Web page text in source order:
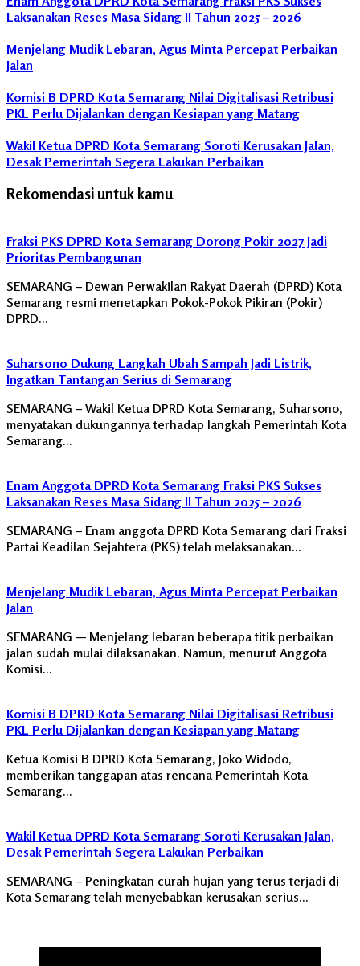
Laksanakan Reses Masa Sidang II Tahun 2025 – 2026
Menjelang Mudik Lebaran, Agus Minta Percepat Perbaikan
Jalan
Komisi B DPRD Kota Semarang Nilai Digitalisasi Retribusi
PKL Perlu Dijalankan dengan Kesiapan yang Matang
Wakil Ketua DPRD Kota Semarang Soroti Kerusakan Jalan,
Desak Pemerintah Segera Lakukan Perbaikan
Rekomendasi untuk kamu
Fraksi PKS DPRD Kota Semarang Dorong Pokir 2027 Jadi
Prioritas Pembangunan
SEMARANG – Dewan Perwakilan Rakyat Daerah (DPRD) Kota
Semarang resmi menetapkan Pokok-Pokok Pikiran (Pokir)
DPRD…
Suharsono Dukung Langkah Ubah Sampah Jadi Listrik,
Ingatkan Tantangan Serius di Semarang
SEMARANG – Wakil Ketua DPRD Kota Semarang, Suharsono,
menyatakan dukungannya terhadap langkah Pemerintah Kota
Semarang…
Enam Anggota DPRD Kota Semarang Fraksi PKS Sukses
Laksanakan Reses Masa Sidang II Tahun 2025 – 2026
SEMARANG – Enam anggota DPRD Kota Semarang dari Fraksi
Partai Keadilan Sejahtera (PKS) telah melaksanakan…
Menjelang Mudik Lebaran, Agus Minta Percepat Perbaikan
Jalan
SEMARANG — Menjelang lebaran beberapa titik perbaikan
jalan sudah mulai dilaksanakan. Namun, menurut Anggota
Komisi…
Komisi B DPRD Kota Semarang Nilai Digitalisasi Retribusi
PKL Perlu Dijalankan dengan Kesiapan yang Matang
Ketua Komisi B DPRD Kota Semarang, Joko Widodo,
memberikan tanggapan atas rencana Pemerintah Kota
Semarang…
Wakil Ketua DPRD Kota Semarang Soroti Kerusakan Jalan,
Desak Pemerintah Segera Lakukan Perbaikan
SEMARANG – Peningkatan curah hujan yang terus terjadi di
Kota Semarang telah menyebabkan kerusakan serius…